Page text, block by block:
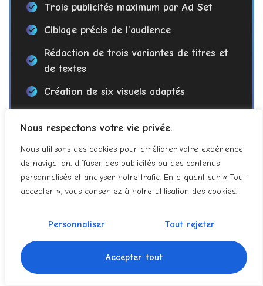
Nous respectons votre vie privée.
Nous utilisons des cookies pour améliorer votre expérience
de navigation, diffuser des publicités ou des contenus
personnalisés et analyser notre trafic. En cliquant sur « Tout
accepter », vous consentez à notre utilisation des cookies.
Personnaliser Tout rejeter
Accepter tout
Trois publicités maximum par Ad Set
Ciblage précis de l’audience
Rédaction de trois variantes de titres et
de textes
Création de six visuels adaptés
En savoir +
€